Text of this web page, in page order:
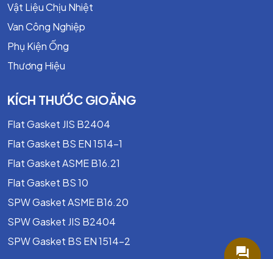
Không bắt lửa, chịu nhiệt lên tới
dạng.
Độ cứng cao,
tốt.
Không bị ăn mòn bởi dầu, xăng, dung môi nhẹ.
Bề mặt nhẵn, chống thấm nước và chống bám bẩn.
Vật Liệu Chịu Nhiệt
Van Công Nghiệp
Phụ Kiện Ống
Thương Hiệu
KÍCH THƯỚC GIOĂNG
Flat Gasket JIS B2404
Flat Gasket BS EN 1514-1
Flat Gasket ASME B16.21
Flat Gasket BS 10
SPW Gasket ASME B16.20
SPW Gasket JIS B2404
SPW Gasket BS EN 1514-2